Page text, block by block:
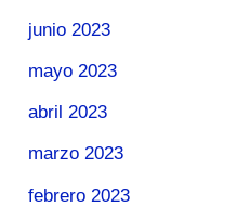
junio 2023
mayo 2023
abril 2023
marzo 2023
febrero 2023